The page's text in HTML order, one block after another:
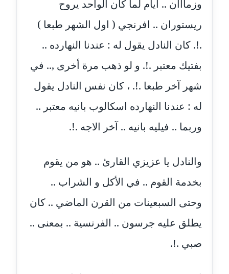
عاملة
موقوف
مدونة أميرة اسماعيل
عاملة
مدونة أميرة رفعت
عاملة
عاملة
مدونة انجي مطاوع
عاملة
مدونة آيات القاضي
وزمااان .. أيام لما كان الواحد يروح
ريستوران .. افرنجي ( اول الشهر طبعا )
.!. كان النادل يقول له : عندنا النهارده ..
بفتيك معتبر .!. و لو ذهب مرة أخرى ,.. في
شهر آخر طبعا .!. ، كان نفس النادل يقول
له : عندنا النهارده اسكالوب بانيه معتبر ..
وربما .. فيليه بانيه .. آخر الاجه .!.
والنادل يا عزيزي القارئ .. هو من يقوم
بخدمة القوم .. في الأكل و الشراب ..
وحتى السبعينات من القرن الماضي .. كان
يطلق عليه جرسون .. الفرنسية .. بمعنى ..
صبي .!.